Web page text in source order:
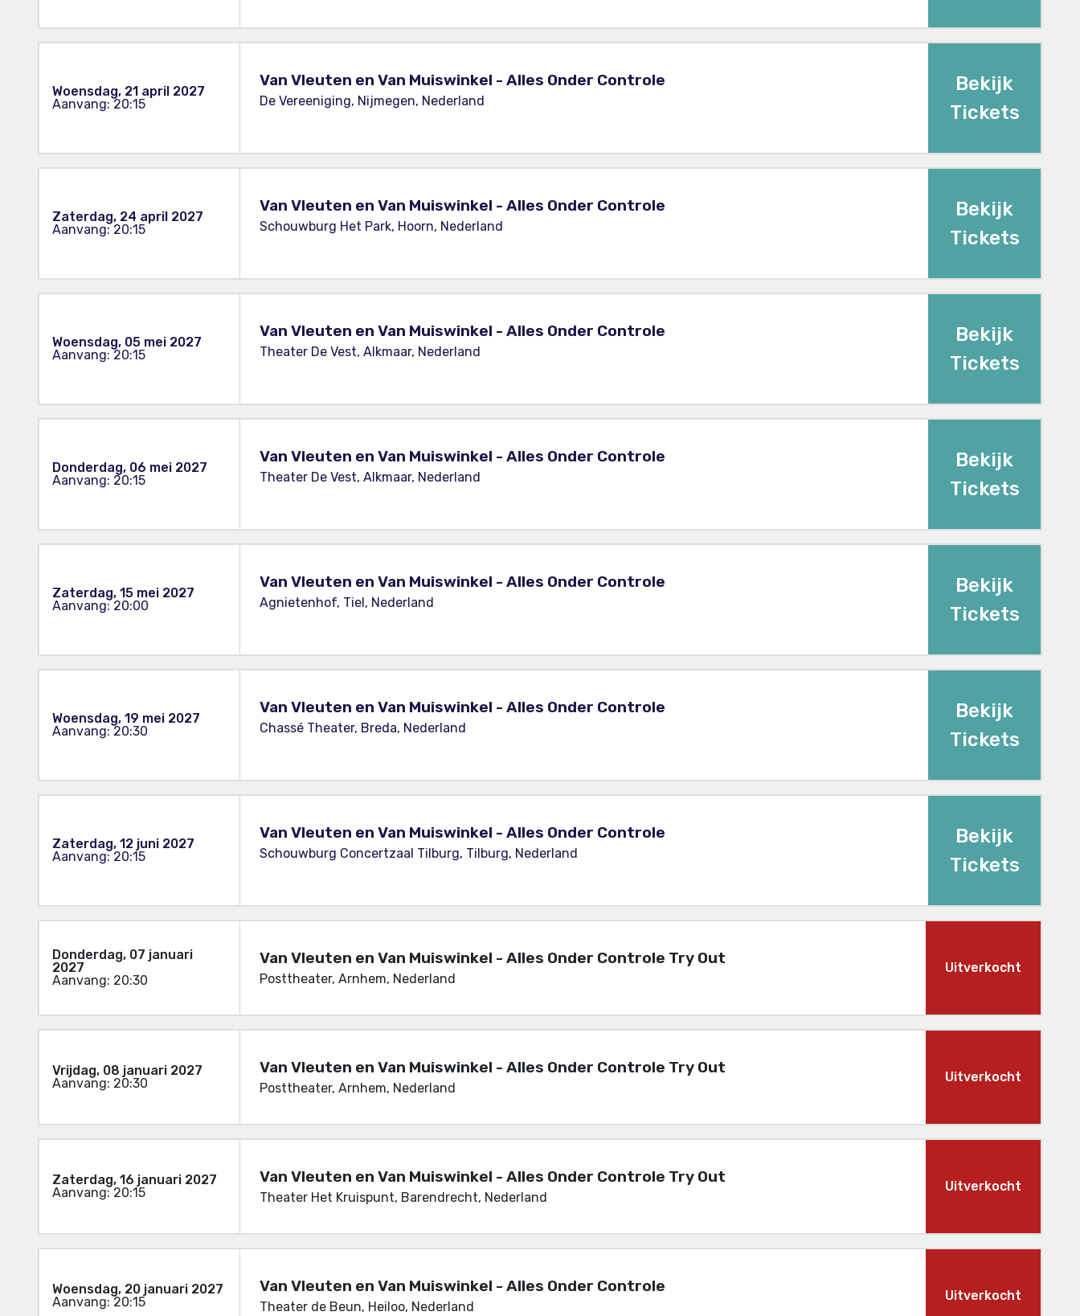
Woensdag, 21 april 2027
Aanvang: 20:15
Van Vleuten en Van Muiswinkel - Alles Onder Controle
De Vereeniging, Nijmegen, Nederland
Bekijk
Tickets
Zaterdag, 24 april 2027
Aanvang: 20:15
Van Vleuten en Van Muiswinkel - Alles Onder Controle
Schouwburg Het Park, Hoorn, Nederland
Bekijk
Tickets
Woensdag, 05 mei 2027
Aanvang: 20:15
Van Vleuten en Van Muiswinkel - Alles Onder Controle
Theater De Vest, Alkmaar, Nederland
Bekijk
Tickets
Donderdag, 06 mei 2027
Aanvang: 20:15
Van Vleuten en Van Muiswinkel - Alles Onder Controle
Theater De Vest, Alkmaar, Nederland
Bekijk
Tickets
Zaterdag, 15 mei 2027
Aanvang: 20:00
Van Vleuten en Van Muiswinkel - Alles Onder Controle
Agnietenhof, Tiel, Nederland
Bekijk
Tickets
Woensdag, 19 mei 2027
Aanvang: 20:30
Van Vleuten en Van Muiswinkel - Alles Onder Controle
Chassé Theater, Breda, Nederland
Bekijk
Tickets
Zaterdag, 12 juni 2027
Aanvang: 20:15
Van Vleuten en Van Muiswinkel - Alles Onder Controle
Schouwburg Concertzaal Tilburg, Tilburg, Nederland
Bekijk
Tickets
Donderdag, 07 januari
2027
Aanvang: 20:30
Van Vleuten en Van Muiswinkel - Alles Onder Controle Try Out
Posttheater, Arnhem, Nederland
Uitverkocht
Vrijdag, 08 januari 2027
Aanvang: 20:30
Van Vleuten en Van Muiswinkel - Alles Onder Controle Try Out
Posttheater, Arnhem, Nederland
Uitverkocht
Zaterdag, 16 januari 2027
Aanvang: 20:15
Van Vleuten en Van Muiswinkel - Alles Onder Controle Try Out
Theater Het Kruispunt, Barendrecht, Nederland
Uitverkocht
Woensdag, 20 januari 2027
Aanvang: 20:15
Van Vleuten en Van Muiswinkel - Alles Onder Controle
Theater de Beun, Heiloo, Nederland
Uitverkocht